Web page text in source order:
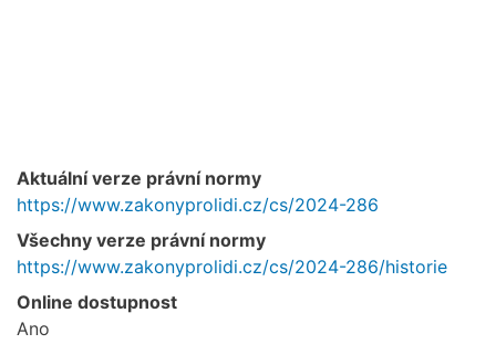
Aktuální verze právní normy
https://www.zakonyprolidi.cz/cs/2024-286
Všechny verze právní normy
https://www.zakonyprolidi.cz/cs/2024-286/historie
Online dostupnost
Ano